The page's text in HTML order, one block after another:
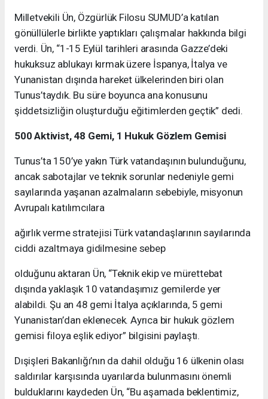
Milletvekili Ün, Özgürlük Filosu SUMUD’a katılan
gönüllülerle birlikte yaptıkları çalışmalar hakkında bilgi
verdi. Ün, “1-15 Eylül tarihleri arasında Gazze’deki
hukuksuz ablukayı kırmak üzere İspanya, İtalya ve
Yunanistan dışında hareket ülkelerinden biri olan
Tunus’taydık. Bu süre boyunca ana konusunu
şiddetsizliğin oluşturduğu eğitimlerden geçtik” dedi.
500 Aktivist, 48 Gemi, 1 Hukuk Gözlem Gemisi
Tunus’ta 150’ye yakın Türk vatandaşının bulunduğunu,
ancak sabotajlar ve teknik sorunlar nedeniyle gemi
sayılarında yaşanan azalmaların sebebiyle, misyonun
Avrupalı katılımcılara
ağırlık verme stratejisi Türk vatandaşlarının sayılarında
ciddi azaltmaya gidilmesine sebep
olduğunu aktaran Ün, “Teknik ekip ve mürettebat
dışında yaklaşık 10 vatandaşımız gemilerde yer
alabildi. Şu an 48 gemi İtalya açıklarında, 5 gemi
Yunanistan’dan eklenecek. Ayrıca bir hukuk gözlem
gemisi filoya eşlik ediyor” bilgisini paylaştı.
Dışişleri Bakanlığı’nın da dahil olduğu 16 ülkenin olası
saldırılar karşısında uyarılarda bulunmasını önemli
bulduklarını kaydeden Ün, “Bu aşamada beklentimiz,